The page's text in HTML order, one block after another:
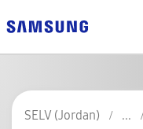
SELV (Jordan)